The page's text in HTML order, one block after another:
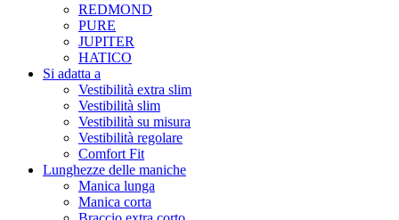
REDMOND
PURE
JUPITER
HATICO
Si adatta a
Vestibilità extra slim
Vestibilità slim
Vestibilità su misura
Vestibilità regolare
Comfort Fit
Lunghezze delle maniche
Manica lunga
Manica corta